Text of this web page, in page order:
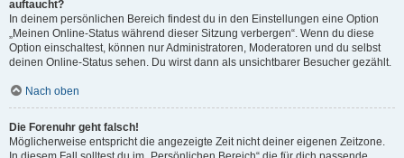
auftaucht?
In deinem persönlichen Bereich findest du in den Einstellungen eine Option
„Meinen Online-Status während dieser Sitzung verbergen“. Wenn du diese
Option einschaltest, können nur Administratoren, Moderatoren und du selbst
deinen Online-Status sehen. Du wirst dann als unsichtbarer Besucher gezählt.
Nach oben
Die Forenuhr geht falsch!
Möglicherweise entspricht die angezeigte Zeit nicht deiner eigenen Zeitzone.